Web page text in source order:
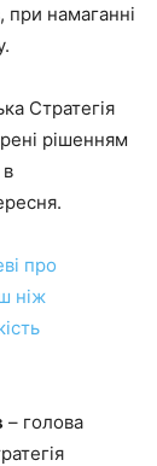
при намаганні
Стратегія
рішенням
про
ніж
– голова